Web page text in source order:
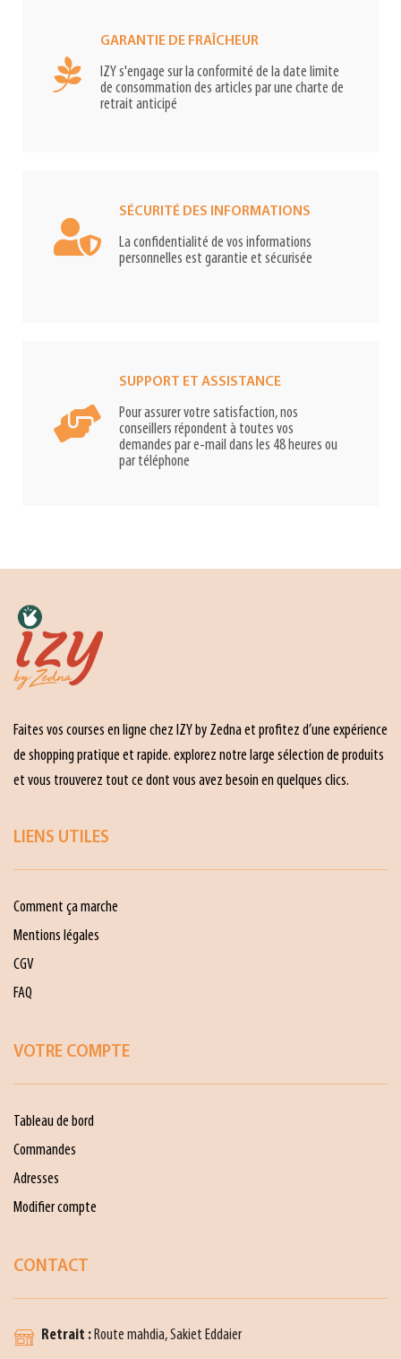
GARANTIE DE FRAÎCHEUR
IZY s'engage sur la conformité de la date limite
de consommation des articles par une charte de
retrait anticipé
SÉCURITÉ DES INFORMATIONS
La confidentialité de vos informations
personnelles est garantie et sécurisée
SUPPORT ET ASSISTANCE
Pour assurer votre satisfaction, nos
conseillers répondent à toutes vos
demandes par e-mail dans les 48 heures ou
par téléphone
Faites vos courses en ligne chez IZY by Zedna et profitez d’une expérience
de shopping pratique et rapide. explorez notre large sélection de produits
et vous trouverez tout ce dont vous avez besoin en quelques clics.
LIENS UTILES
Comment ça marche
Mentions légales
CGV
FAQ
VOTRE COMPTE
Tableau de bord
Commandes
Adresses
Modifier compte
CONTACT
Retrait : Route mahdia, Sakiet Eddaier